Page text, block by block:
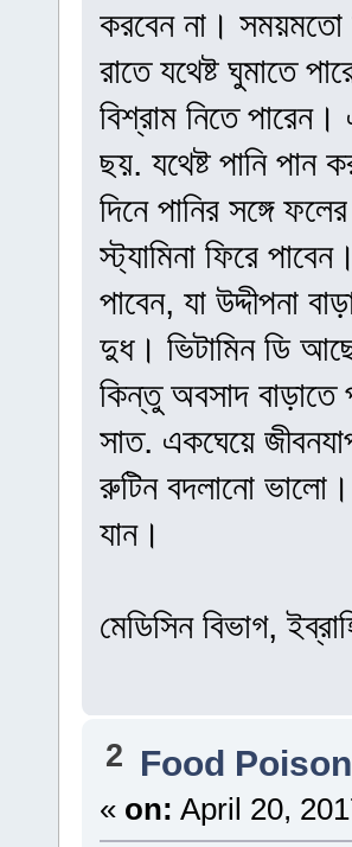
করবেন না। সময়মতো
রাতে যথেষ্ট ঘুমাতে
বিশ্রাম নিতে
ছয়. যথেষ্ট পানি
দিনে পানির সঙ্গে
স্ট্যামিনা ফিরে
পাবেন, যা উদ্দীপনা
দুধ। ভিটামিন ডি
কিন্তু অবসাদ বাড়াতে
সাত. একঘেয়ে
রুটিন বদলানো
যান।
মেডিসিন বিভাগ,
2 Food
« on: April 20,